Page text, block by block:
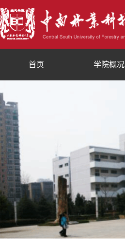
首页 学院概况